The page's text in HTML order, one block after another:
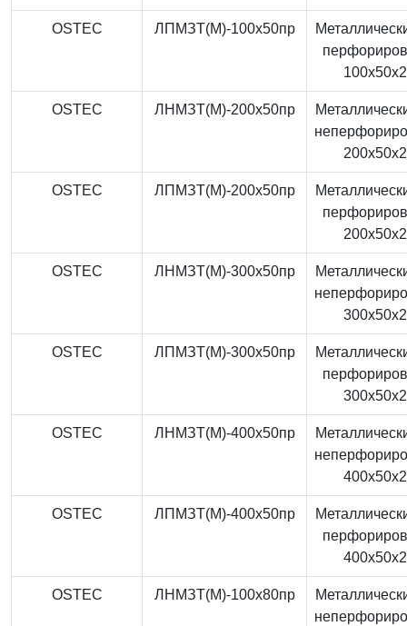
OSTEC ЛПМЗТ(М)-100x50пр
OSTEC ЛНМЗТ(М)-200x50пр
OSTEC ЛПМЗТ(М)-200x50пр
OSTEC ЛНМЗТ(М)-300x50пр
OSTEC ЛПМЗТ(М)-300x50пр
OSTEC ЛНМЗТ(М)-400x50пр
OSTEC ЛПМЗТ(М)-400x50пр
OSTEC ЛНМЗТ(М)-100x80пр